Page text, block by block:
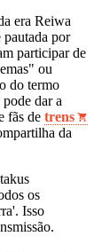
era Reiwa
por
participar de
ou
do termo
dar a
fãs de trens
da
os
Isso